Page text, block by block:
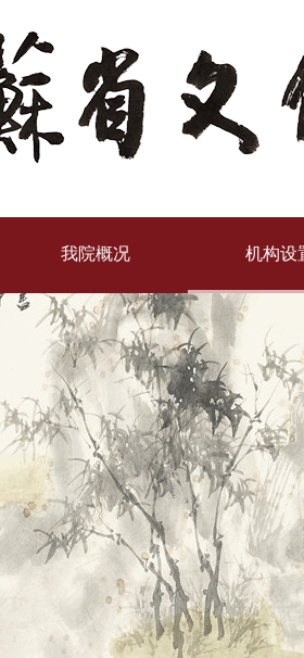
我院概况 机构设